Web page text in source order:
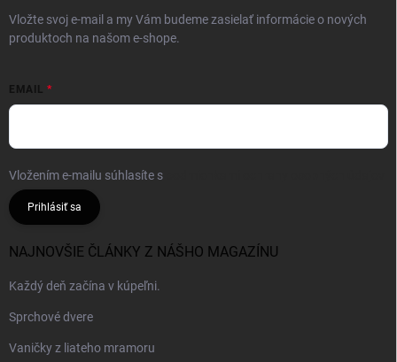
Vložte svoj e-mail a my Vám budeme zasielať informácie o nových
produktoch na našom e-shope.
EMAIL
Vložením e-mailu súhlasíte s
Prihlásiť sa
NAJNOVŠIE ČLÁNKY Z NÁŠHO MAGAZÍNU
Každý deň začína v kúpeľni.
Sprchové dvere
Vaničky z liateho mramoru